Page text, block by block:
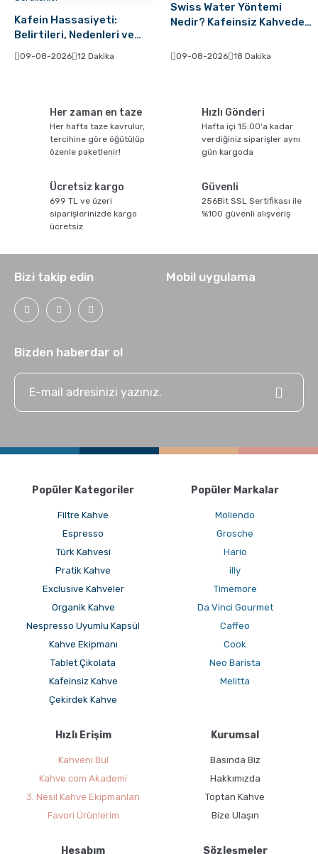
Kafein Hassasiyeti:
Belirtileri, Nedenleri ve
Dikkat Edilmesi Gerekenler
09-08-2026 12 Dakika
Swiss Water Yöntemi
Nedir? Kafeinsiz Kahvede
09-08-2026 18 Dakika
Her zaman en taze
Her hafta taze kavrulur,
tercihine göre öğütülüp
özenle paketlenir!
Hızlı Gönderi
Hafta içi 15:00'a kadar
verdiğiniz siparişler aynı
gün kargoda
Ücretsiz kargo
699 TL ve üzeri
siparişlerinizde kargo
ücretsiz
Güvenli
256Bit SSL Sertifikası ile
%100 güvenli alışveriş
Bizi takip edin
Bizden haberdar ol
Mobil uygulama
Popüler Kategoriler
Filtre Kahve
Espresso
Türk Kahvesi
Pratik Kahve
Exclusive Kahveler
Organik Kahve
Nespresso Uyumlu Kapsül
Kahve Ekipmanı
Tablet Çikolata
Kafeinsiz Kahve
Çekirdek Kahve
Popüler Markalar
Moliendo
Grosche
Hario
illy
Timemore
Da Vinci Gourmet
Caffeo
Cook
Neo Barista
Melitta
Hızlı Erişim
Kahveni Bul
Kahve.com Akademi
3. Nesil Kahve Ekipmanları
Favori Ürünlerim
Kurumsal
Basında Biz
Hakkımızda
Toptan Kahve
Bize Ulaşın
Hesabım Sözleşmeler